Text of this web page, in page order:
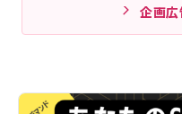
企画広